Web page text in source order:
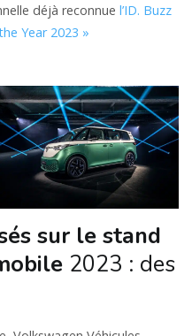
déjà reconnue l’ID. Buzz
Year 2023 »
sur le stand
2023 : des